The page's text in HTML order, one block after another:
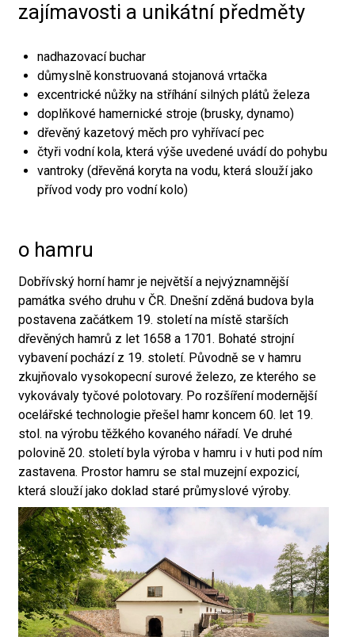
zajímavosti a unikátní předměty
nadhazovací buchar
důmyslně konstruovaná stojanová vrtačka
excentrické nůžky na stříhání silných plátů železa
doplňkové hamernické stroje (brusky, dynamo)
dřevěný kazetový měch pro vyhřívací pec
čtyři vodní kola, která výše uvedené uvádí do pohybu
vantroky (dřevěná koryta na vodu, která slouží jako
přívod vody pro vodní kolo)
o hamru
Dobřívský horní hamr je největší a nejvýznamnější
památka svého druhu v ČR. Dnešní zděná budova byla
postavena začátkem 19. století na místě starších
dřevěných hamrů z let 1658 a 1701. Bohaté strojní
vybavení pochází z 19. století. Původně se v hamru
zkujňovalo vysokopecní surové železo, ze kterého se
vykovávaly tyčové polotovary. Po rozšíření modernější
ocelářské technologie přešel hamr koncem 60. let 19.
stol. na výrobu těžkého kovaného nářadí. Ve druhé
polovině 20. století byla výroba v hamru i v huti pod ním
zastavena. Prostor hamru se stal muzejní expozicí,
která slouží jako doklad staré průmyslové výroby.